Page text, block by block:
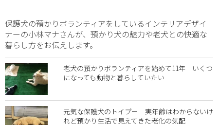
保護犬の預かりボランティアをしているインテリアデザイ
ナーの小林マナさんが、預かり犬の魅力や老犬との快適な
暮らし方をお伝えします。
老犬の預かりボランティアを始めて11年 いくつ
になっても動物と暮らしていたい
元気な保護犬のトイプー 実年齢はわからないけ
れど預かり生活で見えてきた老化の気配